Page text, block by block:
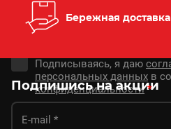
Бережная доставка
Подпишись на акции
Подписываясь, я даю
персональных данных в
конфиденциальности *